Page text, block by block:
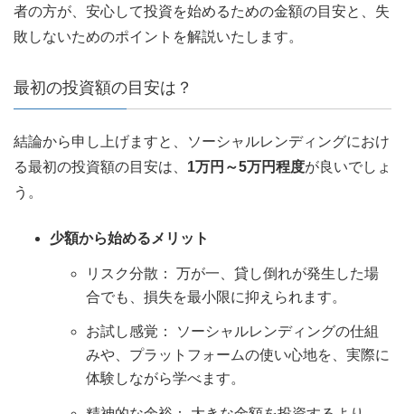
者の方が、安心して投資を始めるための金額の目安と、失
敗しないためのポイントを解説いたします。
最初の投資額の目安は？
結論から申し上げますと、ソーシャルレンディングにおけ
る最初の投資額の目安は、 1万円～5万円程度が良いでしょ
う。
少額から始めるメリット
リスク分散： 万が一、貸し倒れが発生した場
合でも、損失を最小限に抑えられます。
お試し感覚： ソーシャルレンディングの仕組
みや、プラットフォームの使い心地を、実際に
体験しながら学べます。